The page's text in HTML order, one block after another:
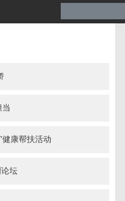
当
健康帮扶活动
坛